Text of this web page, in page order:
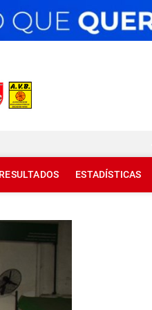
RESULTADOS ESTADÍSTICAS